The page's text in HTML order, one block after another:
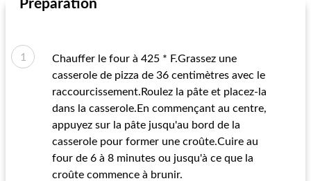
Préparation
Chauffer le four à 425 * F.Grassez une
casserole de pizza de 36 centimètres avec le
raccourcissement.Roulez la pâte et placez-la
dans la casserole.En commençant au centre,
appuyez sur la pâte jusqu'au bord de la
casserole pour former une croûte.Cuire au
four de 6 à 8 minutes ou jusqu'à ce que la
croûte commence à brunir.